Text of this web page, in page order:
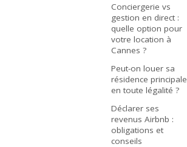
Conciergerie vs
gestion en direct :
quelle option pour
votre location à
Cannes ?
Peut-on louer sa
résidence principale
en toute légalité ?
Déclarer ses
revenus Airbnb :
obligations et
conseils